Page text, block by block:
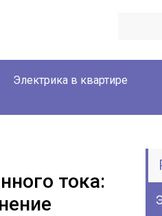
Электрика в квартире
тока: